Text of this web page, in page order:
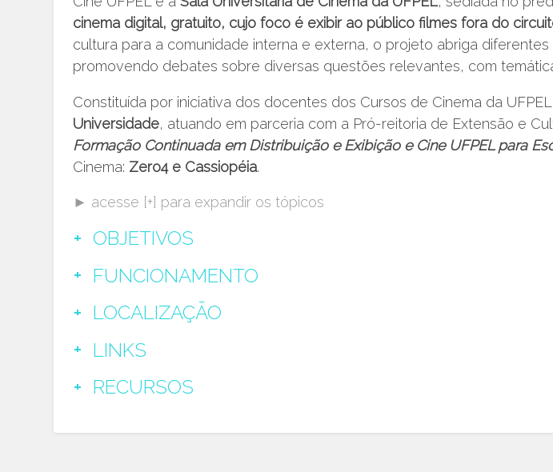
cinema digital, gratuito, cujo foco é exibir ao público filmes fora do
cultura para a comunidade interna e externa, o projeto abriga
promovendo debates sobre diversas questões relevantes, com
Constituída por iniciativa dos docentes dos Cursos de Cinema da
Universidade, atuando em parceria com a Pró-reitoria de Extensão e
Formação Continuada em Distribuição e Exibição e Cine UFPEL para
Cinema: Zero4 e Cassiopéia.
► acesse [+] para expandir os tópicos
OBJETIVOS
FUNCIONAMENTO
LOCALIZAÇÃO
LINKS
RECURSOS